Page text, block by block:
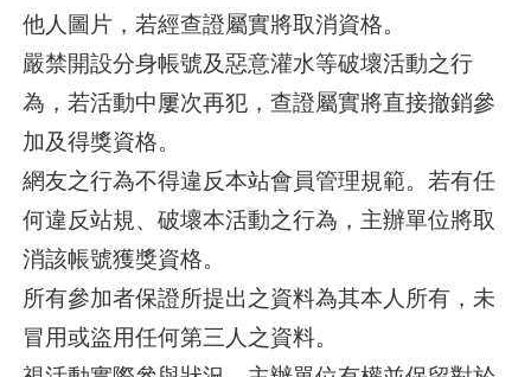
他人圖片，若經查證屬實將取消資格。
嚴禁開設分身帳號及惡意灌水等破壞活動之行
為，若活動中屢次再犯，查證屬實將直接撤銷參
加及得獎資格。
網友之行為不得違反本站會員管理規範。若有任
何違反站規、破壞本活動之行為，主辦單位將取
消該帳號獲獎資格。
所有參加者保證所提出之資料為其本人所有，未
冒用或盜用任何第三人之資料。